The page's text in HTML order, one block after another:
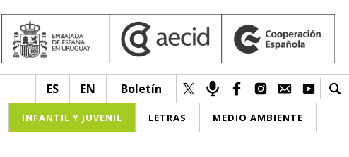
ES EN Boletín
INFANTIL Y JUVENIL LETRAS MEDIO AMBIENTE